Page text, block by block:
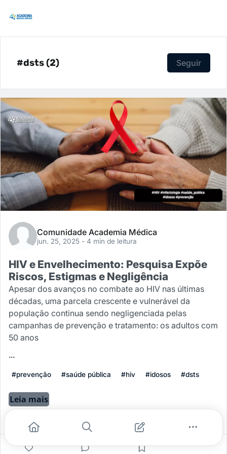
#dsts (2) Seguir
Comunidade Academia Médica
jun. 25, 2025 - 4 min de leitura
HIV e Envelhecimento: Pesquisa Expõe
Riscos, Estigmas e Negligência
Apesar dos avanços no combate ao HIV nas últimas
décadas, uma parcela crescente e vulnerável da
população continua sendo negligenciada pelas
campanhas de prevenção e tratamento: os adultos com
50 anos
...
#prevenção #saúde pública #hiv #idosos #dsts
Leia mais